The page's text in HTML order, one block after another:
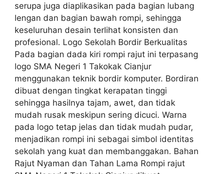
serupa juga diaplikasikan pada bagian lubang
lengan dan bagian bawah rompi, sehingga
keseluruhan desain terlihat konsisten dan
profesional. Logo Sekolah Bordir Berkualitas
Pada bagian dada kiri rompi rajut ini terpasang
logo SMA Negeri 1 Takokak Cianjur
menggunakan teknik bordir komputer. Bordiran
dibuat dengan tingkat kerapatan tinggi
sehingga hasilnya tajam, awet, dan tidak
mudah rusak meskipun sering dicuci. Warna
pada logo tetap jelas dan tidak mudah pudar,
menjadikan rompi ini sebagai simbol identitas
sekolah yang kuat dan membanggakan. Bahan
Rajut Nyaman dan Tahan Lama Rompi rajut